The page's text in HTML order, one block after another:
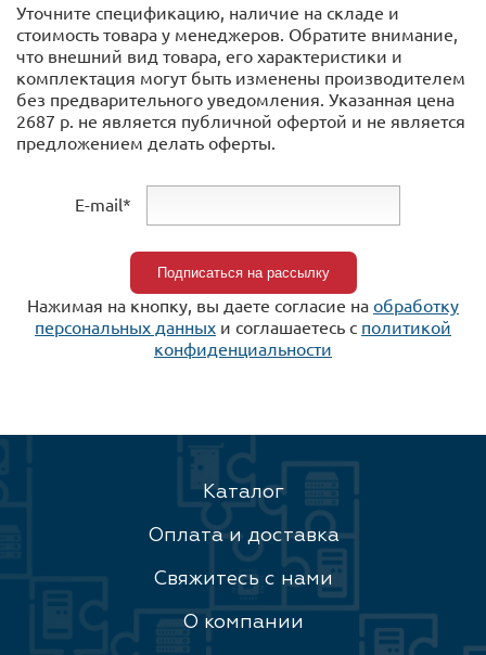
Уточните спецификацию, наличие на складе и
стоимость товара у менеджеров. Обратите внимание,
что внешний вид товара, его характеристики и
комплектация могут быть изменены производителем
без предварительного уведомления. Указанная цена
2687 р. не является публичной офертой и не является
предложением делать оферты.
E-mail*
Нажимая на кнопку, вы даете согласие на обработку
персональных данных и соглашаетесь c политикой
конфиденциальности
Каталог
Оплата и доставка
Свяжитесь с нами
О компании